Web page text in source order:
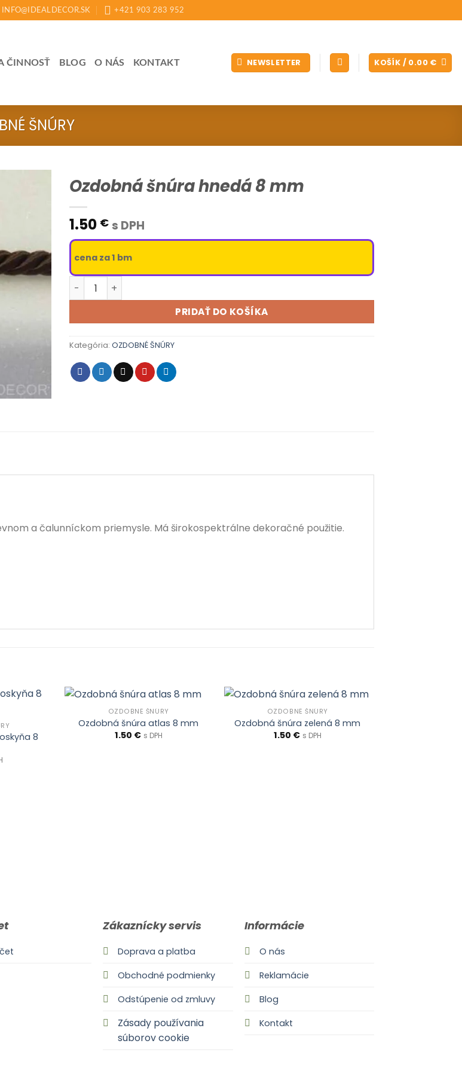
INFO@IDEALDECOR.SK +421 903 283 952
ČINNOSŤ BLOG O NÁS KONTAKT NEWSLETTER KOŠÍK / 0.00 €
ŠNÚRY
Ozdobná šnúra hnedá 8 mm
1.50 € s DPH
cena za 1 bm
množstvo Ozdobná šnúra hnedá 8 mm
PRIDAŤ DO KOŠÍKA
Kategória: OZDOBNÉ ŠNÚRY
a čalunníckom priemysle. Má širokospektrálne dekoračné použitie.
8
OZDOBNÉ ŠNÚRY
Ozdobná šnúra atlas 8 mm
1.50 € s DPH
OZDOBNÉ ŠNÚRY
Ozdobná šnúra zelená 8 mm
1.50 € s DPH
Zákaznícky servis
Doprava a platba
Obchodné podmienky
Odstúpenie od zmluvy
Zásady používania
súborov cookie
Informácie
O nás
Reklamácie
Blog
Kontakt